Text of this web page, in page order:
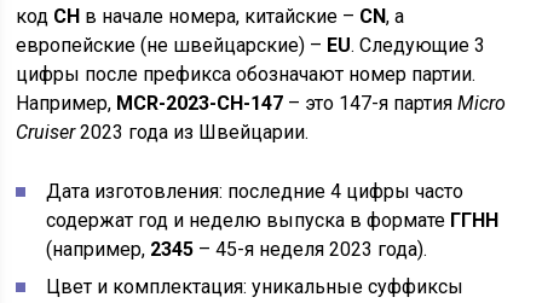
код CH в начале номера, китайские – CN, а
европейские (не швейцарские) – EU. Следующие 3
цифры после префикса обозначают номер партии.
Например, MCR-2023-CH-147 – это 147-я партияMicro
Cruiser2023 года из Швейцарии.
Дата изготовления: последние 4 цифры часто
содержат год и неделю выпуска в формате ГГНН
(например, 2345 – 45-я неделя 2023 года).
Цвет и комплектация: уникальные суффиксы